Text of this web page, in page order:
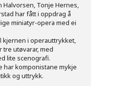
Halvorsen, Tonje Hernes,
har fått i oppdrag å
miniatyr-opera med ei
kjernen i operauttrykket,
utøvarar, med
lite scenografi.
har komponistane mykje
og uttrykk.